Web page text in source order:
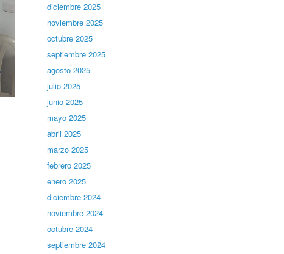
diciembre 2025
noviembre 2025
octubre 2025
septiembre 2025
agosto 2025
julio 2025
junio 2025
mayo 2025
abril 2025
marzo 2025
febrero 2025
enero 2025
diciembre 2024
noviembre 2024
octubre 2024
septiembre 2024